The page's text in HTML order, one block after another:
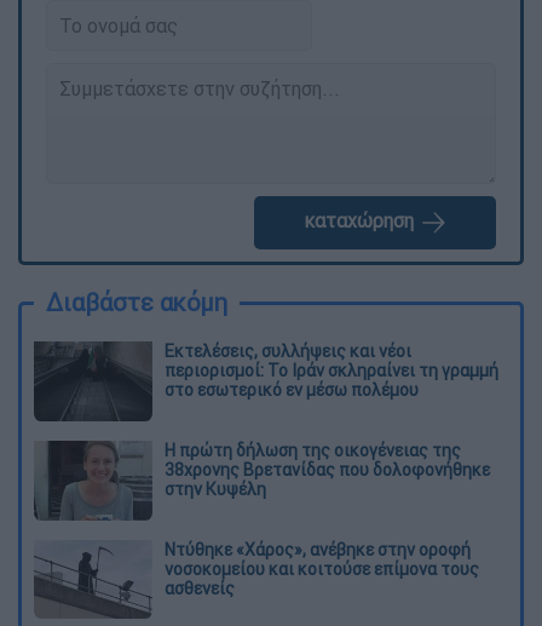
καταχώρηση
Διαβάστε ακόμη
Εκτελέσεις, συλλήψεις και νέοι
περιορισμοί: Το Ιράν σκληραίνει τη γραμμή
στο εσωτερικό εν μέσω πολέμου
Η πρώτη δήλωση της οικογένειας της
38χρονης Βρετανίδας που δολοφονήθηκε
στην Κυψέλη
Ντύθηκε «Χάρος», ανέβηκε στην οροφή
νοσοκομείου και κοιτούσε επίμονα τους
ασθενείς